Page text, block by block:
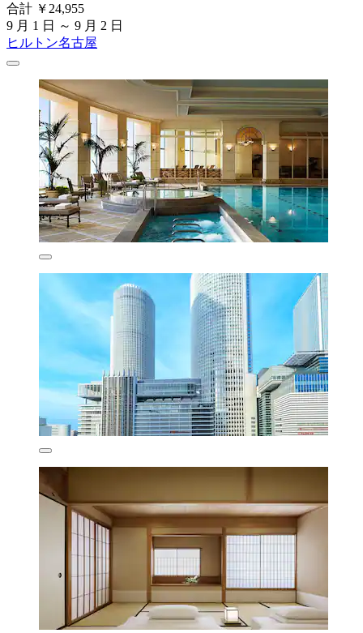
合計 ￥24,955
9 月 1 日 ～ 9 月 2 日
ヒルトン名古屋